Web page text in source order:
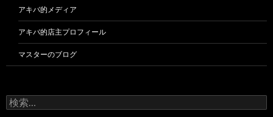
アキバ的メディア
アキバ的店主プロフィール
マスターのブログ
検
索: